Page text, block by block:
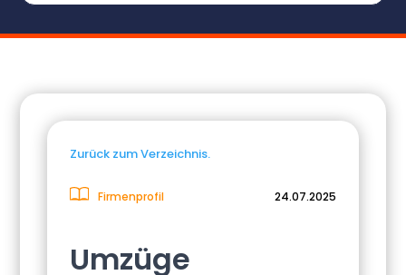
Zurück zum Verzeichnis.
Firmenprofil 24.07.2025
Umzüge